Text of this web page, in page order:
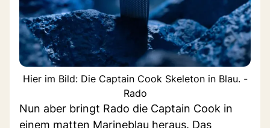
Hier im Bild: Die Captain Cook Skeleton in Blau. -
Rado
Nun aber bringt Rado die Captain Cook in
einem matten Marineblau heraus. Das